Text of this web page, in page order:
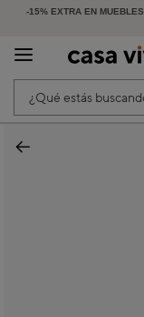
-15% EXTRA ENHASTA -60%
¿Qué estás